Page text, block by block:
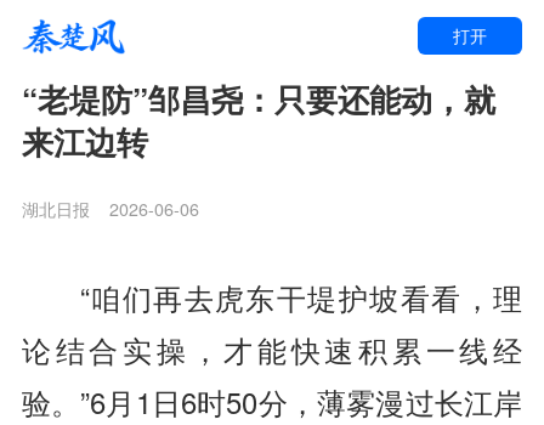
打开
“老堤防”邹昌尧：只要还能动，就
来江边转
湖北日报 2026-06-06
“咱们再去虎东干堤护坡看看，理
论结合实操，才能快速积累一线经
验。”6月1日6时50分，薄雾漫过长江岸